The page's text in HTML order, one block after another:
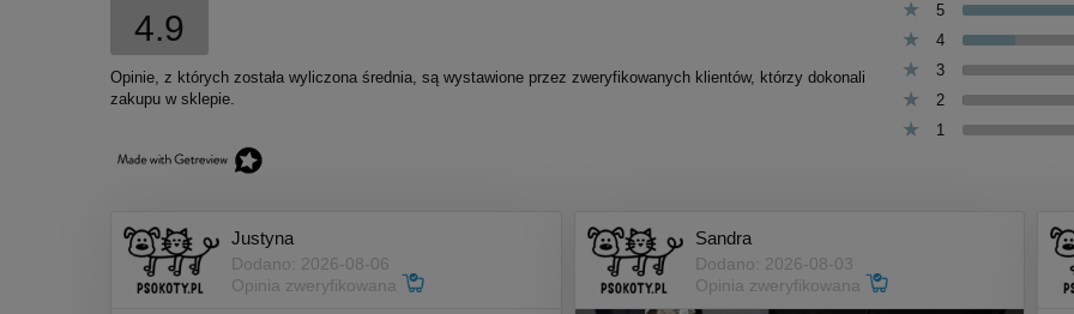
4.9
Opinie, z których została wyliczona średnia, są wystawione przez zweryfikowanych klientów, którzy dokonali
zakupu w sklepie.
5
4
3
2
1
Justyna
Dodano: 2026-08-06
Opinia zweryfikowana
Sandra
Dodano: 2026-08-03
Opinia zweryfikowana